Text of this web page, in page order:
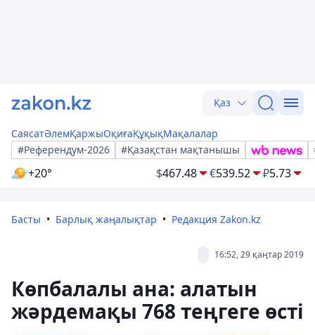
Қаз
СаясатӘлемҚаржыОқиғаҚұқықМақалалар
#Референдум-2026
#Қазақстан мақтанышы
+20° $467.48 €539.52 ₽5.73
Басты Барлық жаңалықтар Редакция Zakon.kz
16:52, 29 қаңтар 2019
Көпбалалы ана: алатын
жәрдемақы 768 теңгеге өсті